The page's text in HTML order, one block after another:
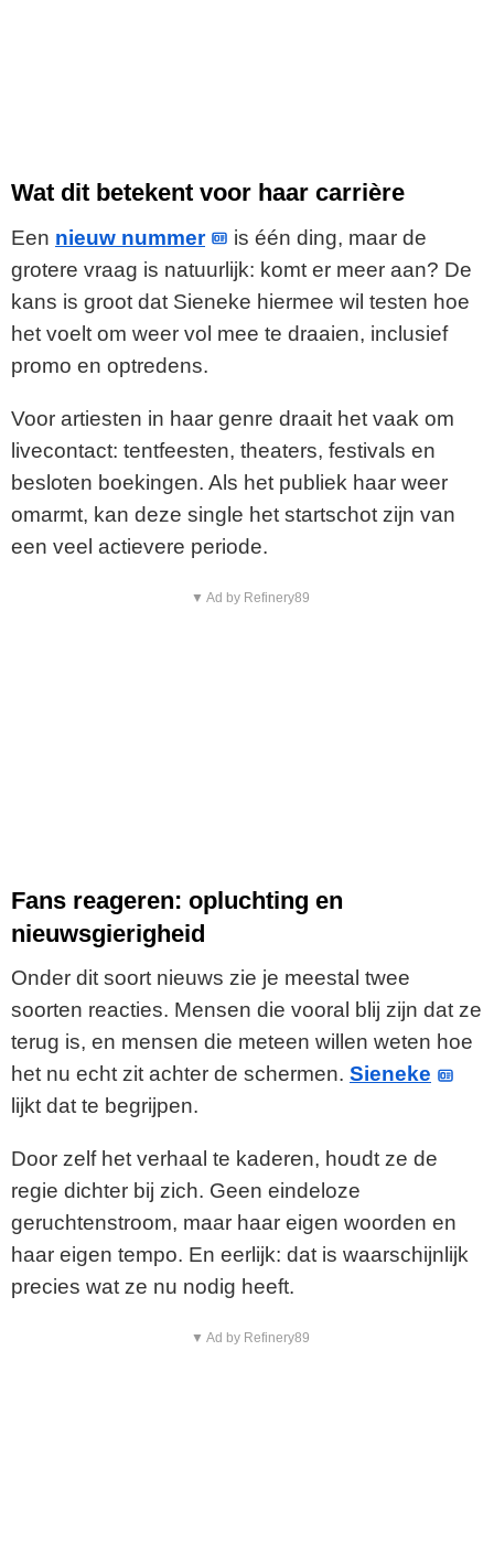
Wat dit betekent voor haar carrière
Een nieuw nummer
is één ding, maar de
grotere vraag is natuurlijk: komt er meer aan? De
kans is groot dat Sieneke hiermee wil testen hoe
het voelt om weer vol mee te draaien, inclusief
promo en optredens.
Voor artiesten in haar genre draait het vaak om
livecontact: tentfeesten, theaters, festivals en
besloten boekingen. Als het publiek haar weer
omarmt, kan deze single het startschot zijn van
een veel actievere periode.
▼ Ad by Refinery89
Fans reageren: opluchting en
nieuwsgierigheid
Onder dit soort nieuws zie je meestal twee
soorten reacties. Mensen die vooral blij zijn dat ze
terug is, en mensen die meteen willen weten hoe
het nu echt zit achter de schermen. Sieneke
lijkt dat te begrijpen.
Door zelf het verhaal te kaderen, houdt ze de
regie dichter bij zich. Geen eindeloze
geruchtenstroom, maar haar eigen woorden en
haar eigen tempo. En eerlijk: dat is waarschijnlijk
precies wat ze nu nodig heeft.
▼ Ad by Refinery89